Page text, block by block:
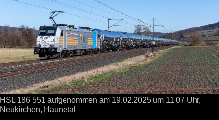
HSL 186 551 aufgenommen am 19.02.2025 um 11:07 Uhr,
Neukirchen, Haunetal